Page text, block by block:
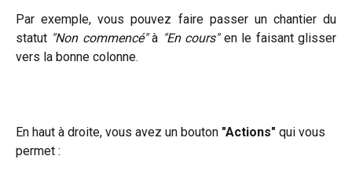
Par exemple, vous pouvez faire passer un chantier du
statut "Non commencé"à "En cours"en le faisant glisser
vers la bonne colonne.
En haut à droite, vous avez un bouton "Actions" qui vous
permet :